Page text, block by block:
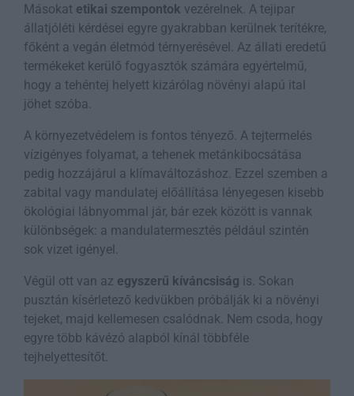
Másokat etikai szempontok vezérelnek. A tejipar
állatjóléti kérdései egyre gyakrabban kerülnek terítékre,
főként a vegán életmód térnyerésével. Az állati eredetű
termékeket kerülő fogyasztók számára egyértelmű,
hogy a tehéntej helyett kizárólag növényi alapú ital
jöhet szóba.
A környezetvédelem is fontos tényező. A tejtermelés
vízigényes folyamat, a tehenek metánkibocsátása
pedig hozzájárul a klímaváltozáshoz. Ezzel szemben a
zabital vagy mandulatej előállítása lényegesen kisebb
ökológiai lábnyommal jár, bár ezek között is vannak
különbségek: a mandulatermesztés például szintén
sok vizet igényel.
Végül ott van az egyszerű kíváncsiság is. Sokan
pusztán kísérletező kedvükben próbálják ki a növényi
tejeket, majd kellemesen csalódnak. Nem csoda, hogy
egyre több kávézó alapból kínál többféle
tejhelyettesítőt.